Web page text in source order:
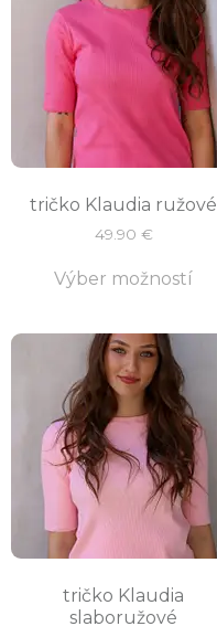
tričko Klaudia ružové
49.90 €
Výber možností
tričko Klaudia
slaboružové